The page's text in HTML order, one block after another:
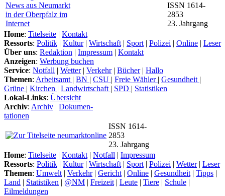
ISSN 1614-
2853
23. Jahrgang
Home: Titelseite | Kontakt
Ressorts: Politik | Kultur| Wirtschaft | Sport | Polizei | Online | Leser
Über uns: Redaktion | Impressum | Kontakt
Anzeigen: Werbung buchen
Service: Notfall | Wetter| Verkehr| Bücher| Hallo
Themen: Arbeitsamt | BN | CSU | Freie Wähler | Gesundheit |
Grüne | Kirchen | Landwirtschaft | SPD | Statistiken
Lokal-Links: Übersicht
Archiv: Archiv | Dokumen-
tationen
ISSN 1614-
2853
23. Jahrgang
Home: Titelseite | Kontakt | Notfall | Impressum
Ressorts: Politik | Kultur| Wirtschaft | Sport | Polizei | Wetter| Leser
Themen: Umwelt | Verkehr| Gericht | Online | Gesundheit | Tipps |
Land | Statistiken | @NM | Freizeit | Leute | Tiere | Schule |
Eilmeldungen